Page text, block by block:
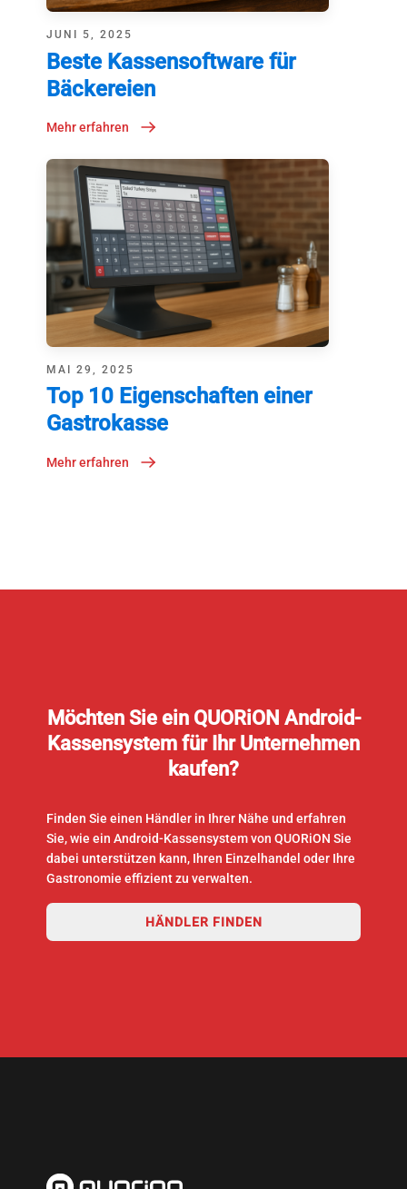
JUNI 5, 2025
Beste Kassensoftware für
Bäckereien
Mehr erfahren
MAI 29, 2025
Top 10 Eigenschaften einer
Gastrokasse
Mehr erfahren
Möchten Sie ein QUORiON Android-
Kassensystem für Ihr Unternehmen
kaufen?
Finden Sie einen Händler in Ihrer Nähe und erfahren
Sie, wie ein Android-Kassensystem von QUORiON Sie
dabei unterstützen kann, Ihren Einzelhandel oder Ihre
Gastronomie effizient zu verwalten.
HÄNDLER FINDEN